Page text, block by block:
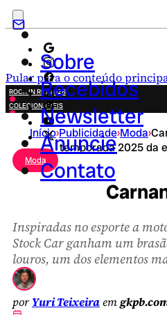
Pular para o conteúdo
Sobre
Recebidos
Newsletter
Anuncie
Contato
ROCK IN RIO 2026
COLECIONÁVEIS
FESTA JUNINA
NOVIDADES
CAMPANHAS CRIATIVAS
Início›Publicidade›Moda›
temporada 2025 da
Moda
Inspiradas no esporte a
Stock Car ganham um
louros, um dos elementos
por Yuri Teixeiraem